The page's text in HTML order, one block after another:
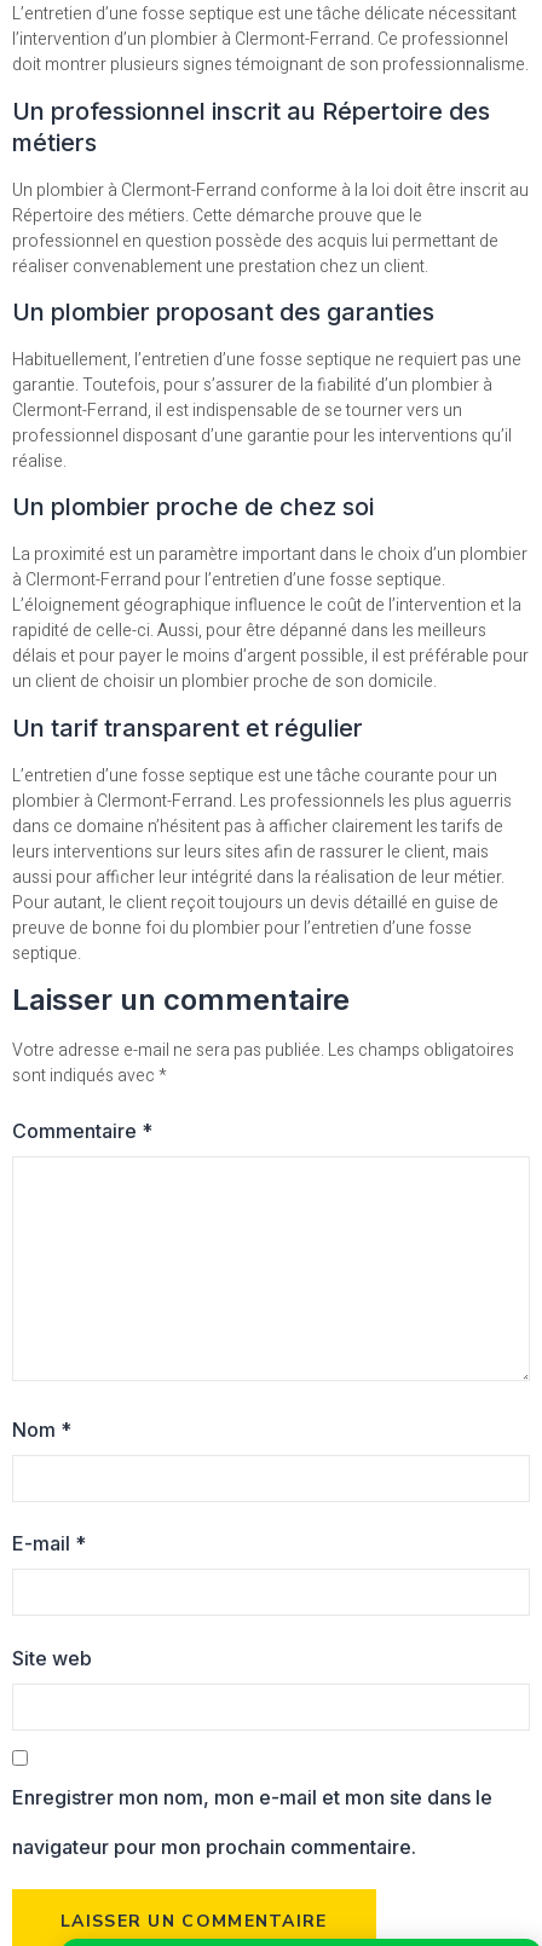
L’entretien d’une fosse septique est une tâche délicate nécessitant
l’intervention d’un plombier à Clermont-Ferrand. Ce professionnel
doit montrer plusieurs signes témoignant de son professionnalisme.
Un professionnel inscrit au Répertoire des
métiers
Un plombier à Clermont-Ferrand conforme à la loi doit être inscrit au
Répertoire des métiers. Cette démarche prouve que le
professionnel en question possède des acquis lui permettant de
réaliser convenablement une prestation chez un client.
Un plombier proposant des garanties
Habituellement, l’entretien d’une fosse septique ne requiert pas une
garantie. Toutefois, pour s’assurer de la fiabilité d’un plombier à
Clermont-Ferrand, il est indispensable de se tourner vers un
professionnel disposant d’une garantie pour les interventions qu’il
réalise.
Un plombier proche de chez soi
La proximité est un paramètre important dans le choix d’un plombier
à Clermont-Ferrand pour l’entretien d’une fosse septique.
L’éloignement géographique influence le coût de l’intervention et la
rapidité de celle-ci. Aussi, pour être dépanné dans les meilleurs
délais et pour payer le moins d’argent possible, il est préférable pour
un client de choisir un plombier proche de son domicile.
Un tarif transparent et régulier
L’entretien d’une fosse septique est une tâche courante pour un
plombier à Clermont-Ferrand. Les professionnels les plus aguerris
dans ce domaine n’hésitent pas à afficher clairement les tarifs de
leurs interventions sur leurs sites afin de rassurer le client, mais
aussi pour afficher leur intégrité dans la réalisation de leur métier.
Pour autant, le client reçoit toujours un devis détaillé en guise de
preuve de bonne foi du plombier pour l’entretien d’une fosse
septique.
Laisser un commentaire
Votre adresse e-mail ne sera pas publiée. Les champs obligatoires
sont indiqués avec*
Commentaire *
Nom *
E-mail *
Site web
Enregistrer mon nom, mon e-mail et mon site dans le
navigateur pour mon prochain commentaire.